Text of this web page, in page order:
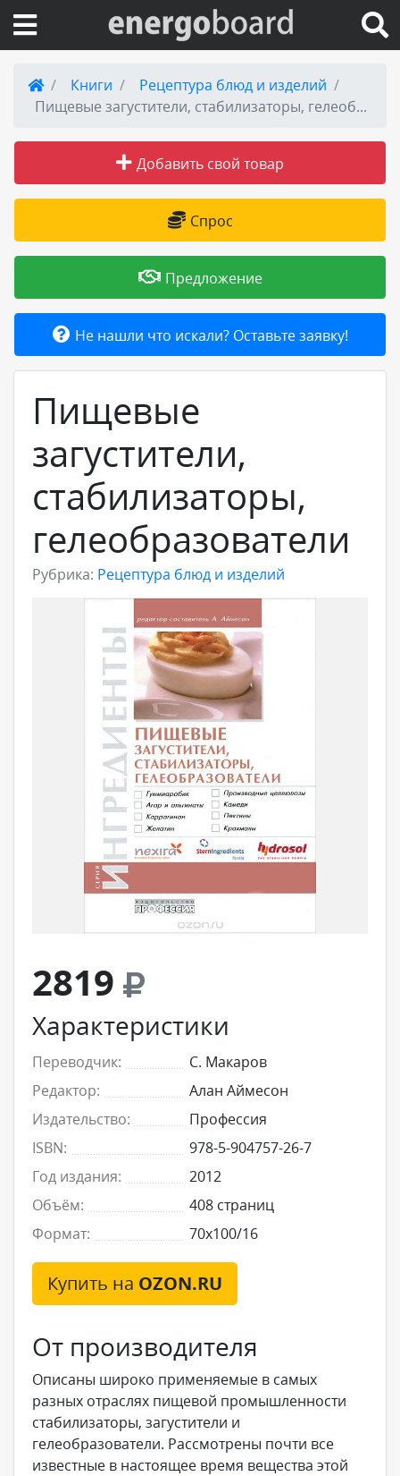
Вход на сайт
Публикации
Товары и услуги
Добавить товар или услугу
Книги
Рецептура блюд и изделий
Пищевые загустители, стабилизаторы, гелеобразователи
Добавить свой товар
Спрос
Предложение
Не нашли что искали? Оставьте заявку!
Пищевые
загустители,
стабилизаторы,
гелеобразователи
Рубрика: Рецептура блюд и изделий
2819
Характеристики
Переводчик:
С. Макаров
Редактор:
Алан Аймесон
Издательство:
Профессия
ISBN:
978-5-904757-26-7
Год издания:
2012
Объём:
408 страниц
Формат:
70x100/16
Купить на OZON.RU
От производителя
Описаны широко применяемые в самых
разных отраслях пищевой промышленности
стабилизаторы, загустители и
гелеобразователи. Рассмотрены почти все
известные в настоящее время вещества этой